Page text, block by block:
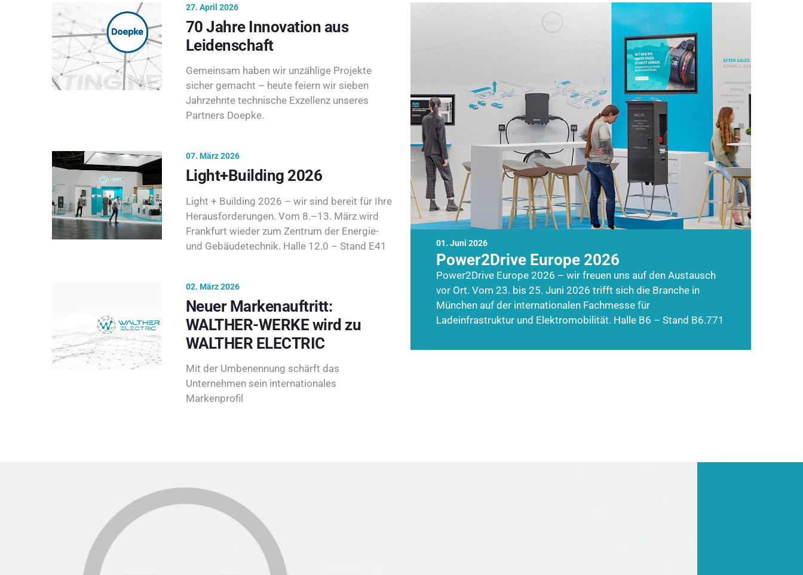
01. Juni 2026
Power2Drive Europe 2026
Power2Drive Europe 2026 – wir freuen uns auf den Austausch
vor Ort. Vom 23. bis 25. Juni 2026 trifft sich die Branche in
München auf der internationalen Fachmesse für
Ladeinfrastruktur und Elektromobilität. Halle B6 – Stand B6.771
27. April 2026
70 Jahre Innovation aus
Leidenschaft
Gemeinsam haben wir unzählige Projekte
sicher gemacht – heute feiern wir sieben
Jahrzehnte technische Exzellenz unseres
Partners Doepke.
07. März 2026
Light+Building 2026
Light + Building 2026 – wir sind bereit für Ihre
Herausforderungen. Vom 8.–13. März wird
Frankfurt wieder zum Zentrum der Energie-
und Gebäudetechnik. Halle 12.0 – Stand E41
02. März 2026
Neuer Markenauftritt:
WALTHER-WERKE wird zu
WALTHER ELECTRIC
Mit der Umbenennung schärft das
Unternehmen sein internationales
Markenprofil